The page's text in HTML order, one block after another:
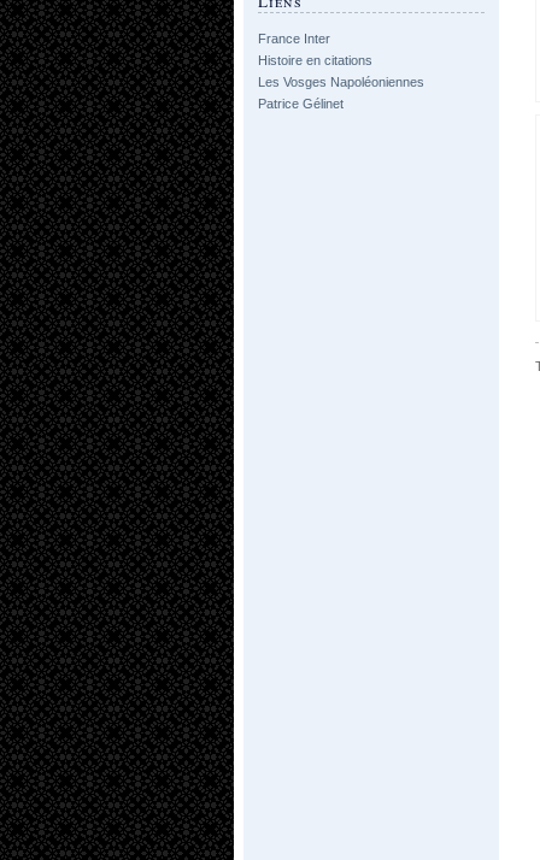
France Inter
Histoire en citations
Les Vosges Napoléoniennes
Patrice Gélinet